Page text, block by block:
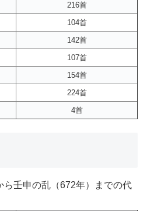
216首
104首
142首
107首
154首
224首
4首
壬申の乱（672年）までの代